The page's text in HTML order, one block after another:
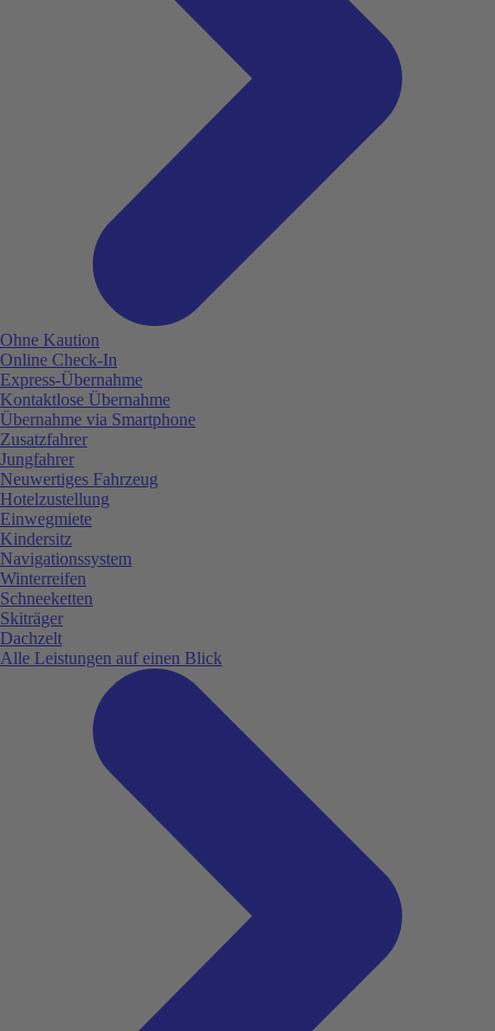
Ohne Kaution
Online Check-In
Express-Übernahme
Kontaktlose Übernahme
Übernahme via Smartphone
Zusatzfahrer
Jungfahrer
Neuwertiges Fahrzeug
Hotelzustellung
Einwegmiete
Kindersitz
Navigationssystem
Winterreifen
Schneeketten
Skiträger
Dachzelt
Alle Leistungen auf einen Blick